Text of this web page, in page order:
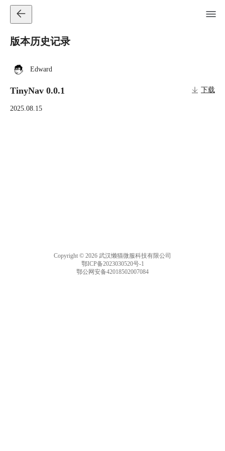
版本历史记录
Edward
TinyNav 0.0.1 下载
2025.08.15
Copyright © 2026 武汉懒猫微服科技有限公司
鄂ICP备2023030520号-1
鄂公网安备42018502007084